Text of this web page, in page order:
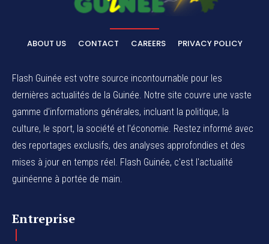
ABOUT US CONTACT CAREERS PRIVACY POLICY
Flash Guinée est votre source incontournable pour les
dernières actualités de la Guinée. Notre site couvre une vaste
gamme d'informations générales, incluant la politique, la
culture, le sport, la société et l'économie. Restez informé avec
des reportages exclusifs, des analyses approfondies et des
mises à jour en temps réel. Flash Guinée, c'est l'actualité
guinéenne à portée de main.
Entreprise